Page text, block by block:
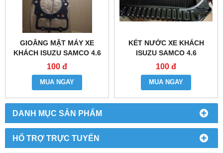
DANH MỤC SẢN PHẨM
HỔ TRỢ TRỰC TUYẾN
GIOĂNG MẶT MÁY XE
KHÁCH ISUZU SAMCO 4.6
100 đ
MUA NGAY
KÉT NƯỚC XE KHÁCH
ISUZU SAMCO 4.6
100 đ
MUA NGAY